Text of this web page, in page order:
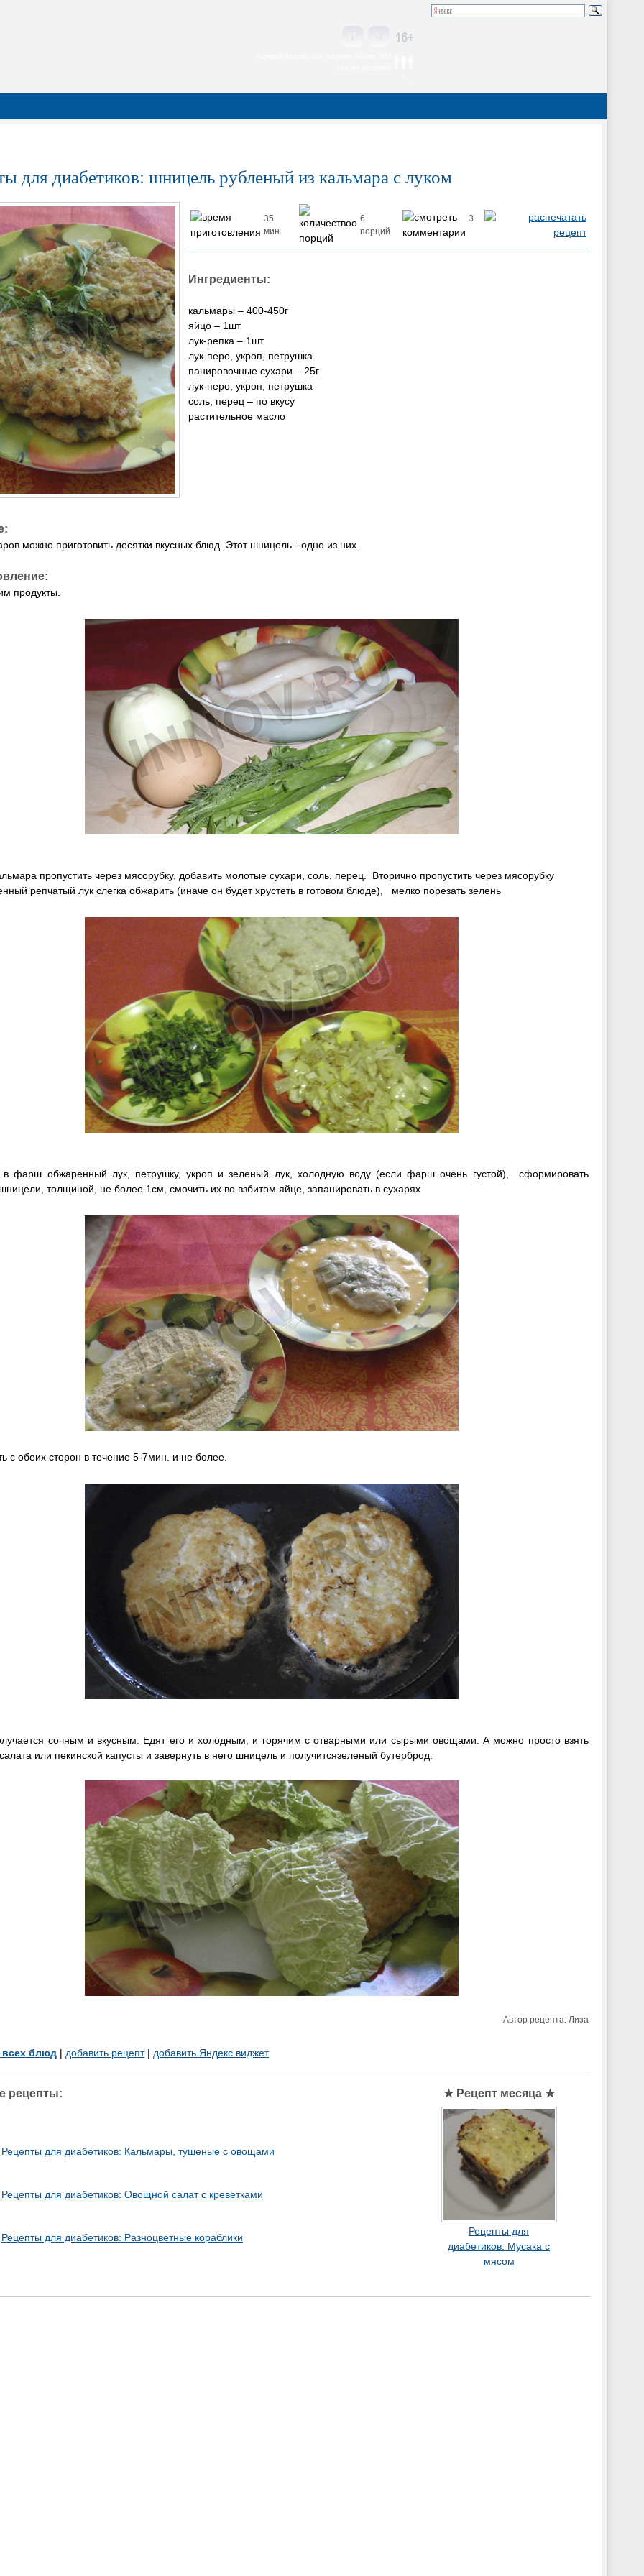
для диабетиков: шницель рубленый из кальмара с луком
35
мин.
6
порций
3
Ингредиенты:
кальмары – 400-450г
яйцо – 1шт
лук-репка – 1шт
лук-перо, укроп, петрушка
панировочные сухари – 25г
лук-перо, укроп, петрушка
соль, перец – по вкусу
растительное масло
можно приготовить десятки вкусных блюд. Этот шницель - одно из них.
продукты.
пропустить через мясорубку, добавить молотые сухари, соль, перец. Вторично пропустить через мясорубку
репчатый лук слегка обжарить (иначе он будет хрустеть в готовом блюде), мелко порезать зелень
в фарш обжаренный лук, петрушку, укроп и зеленый лук, холодную воду (если фарш очень густой), сформировать
толщиной, не более 1см, смочить их во взбитом яйце, запанировать в сухарях
с обеих сторон в течение 5-7мин. и не более.
сочным и вкусным. Едят его и холодным, и горячим с отварными или сырыми овощами. А можно просто взять
или пекинской капусты и завернуть в него шницель и получитсязеленый бутерброд.
Автор рецепта: Лиза
всех блюд | добавить рецепт| добавить Яндекс.виджет
рецепты: ★ Рецепт месяца ★
Рецепты для диабетиков: Кальмары, тушеные с овощами
Рецепты для диабетиков: Овощной салат с креветками
Рецепты для диабетиков: Разноцветные кораблики
Рецепты для
диабетиков: Мусака с
мясом